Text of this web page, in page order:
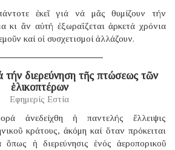
ἐκεῖ γιά νά μᾶς θυμίζουν τήν
κι ἄν αὐτή ἐξωραΐζεται ἀρκετά χρόνια
καί οἱ συσχετισμοί ἀλλάζουν.
τήν διερεύνηση τῆς πτώσεως τῶν
ἑλικοπτέρων
Εφημερίς Εστία
ἀνεδείχθη ἡ παντελής ἔλλειψις
κράτους, ἀκόμη καί ὅταν πρόκειται
ὅπως ἡ διερεύνησις ἑνός ἀεροπορικοῦ